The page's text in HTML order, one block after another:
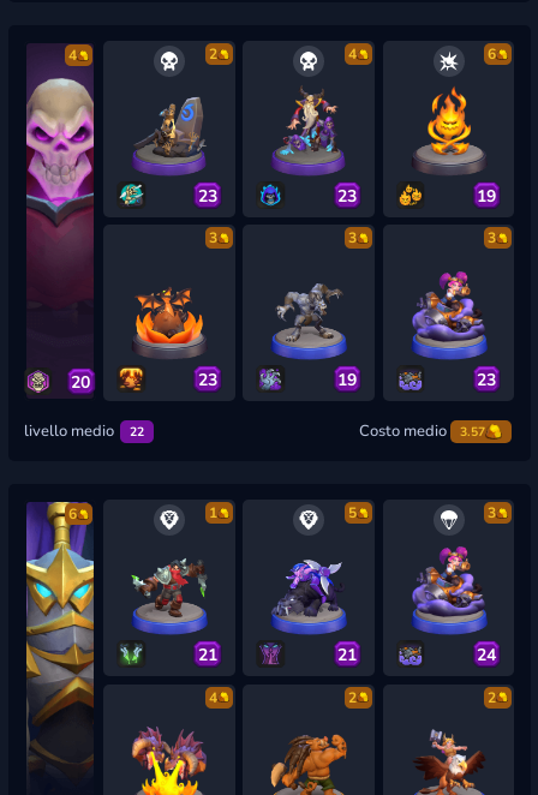
4
20
2
23
4
23
6
19
3
23
3
19
3
23
livello medio 22 Costo medio 3.57
6 1
21
5
21
3
24
4 2 2